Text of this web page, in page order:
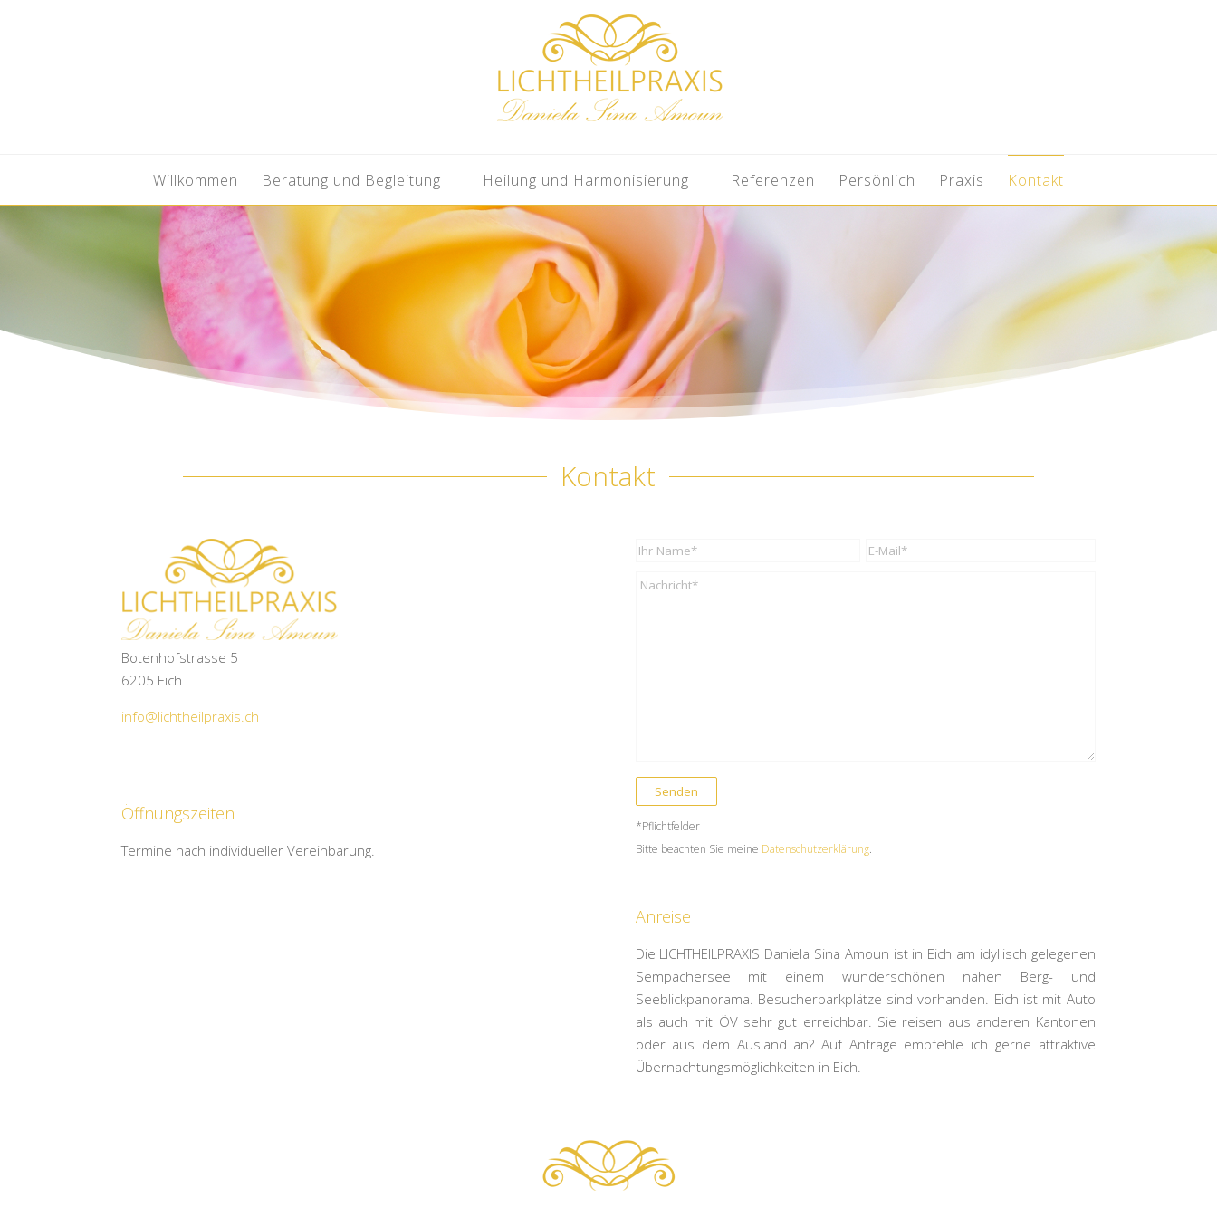
Willkommen Beratung und Begleitung Heilung und Harmonisierung Referenzen Persönlich Praxis Kontakt
Kontakt
Botenhofstrasse 5
6205 Eich
info@lichtheilpraxis.ch
Öffnungszeiten
Termine nach individueller Vereinbarung.
*Pflichtfelder
Bitte beachten Sie meine Datenschutzerklärung.
Anreise
Die LICHTHEILPRAXIS Daniela Sina Amoun ist in Eich am idyllisch gelegenen
Sempachersee mit einem wunderschönen nahen Berg- und
Seeblickpanorama. Besucherparkplätze sind vorhanden. Eich ist mit Auto
als auch mit ÖV sehr gut erreichbar. Sie reisen aus anderen Kantonen
oder aus dem Ausland an? Auf Anfrage empfehle ich gerne attraktive
Übernachtungsmöglichkeiten in Eich.